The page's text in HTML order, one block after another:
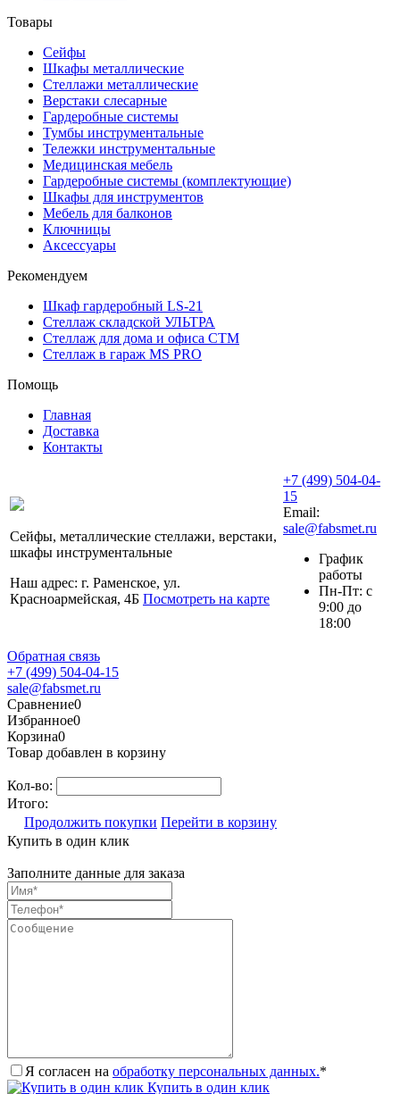
Товары
Сейфы
Шкафы металлические
Стеллажи металлические
Верстаки слесарные
Гардеробные системы
Тумбы инструментальные
Тележки инструментальные
Медицинская мебель
Гардеробные системы (комплектующие)
Шкафы для инструментов
Мебель для балконов
Ключницы
Аксессуары
Рекомендуем
Шкаф гардеробный LS-21
Стеллаж складской УЛЬТРА
Стеллаж для дома и офиса СТМ
Стеллаж в гараж MS PRO
Помощь
Главная
Доставка
Контакты
Сейфы, металлические стеллажи, верстаки,
шкафы инструментальные
Наш адрес: г. Раменское, ул.
Красноармейская, 4Б Посмотреть на карте
+7 (499) 504-04-
15
Email:
sale@fabsmet.ru
График
работы
Пн-Пт: с
9:00 до
18:00
Обратная связь
+7 (499) 504-04-15
sale@fabsmet.ru
Сравнение0
Избранное0
Корзина0
Товар добавлен в корзину
Кол-во:
Итого:
Продолжить покупки Перейти в корзину
Купить в один клик
Заполните данные для заказа
Я согласен на обработку персональных данных.*
Купить в один клик